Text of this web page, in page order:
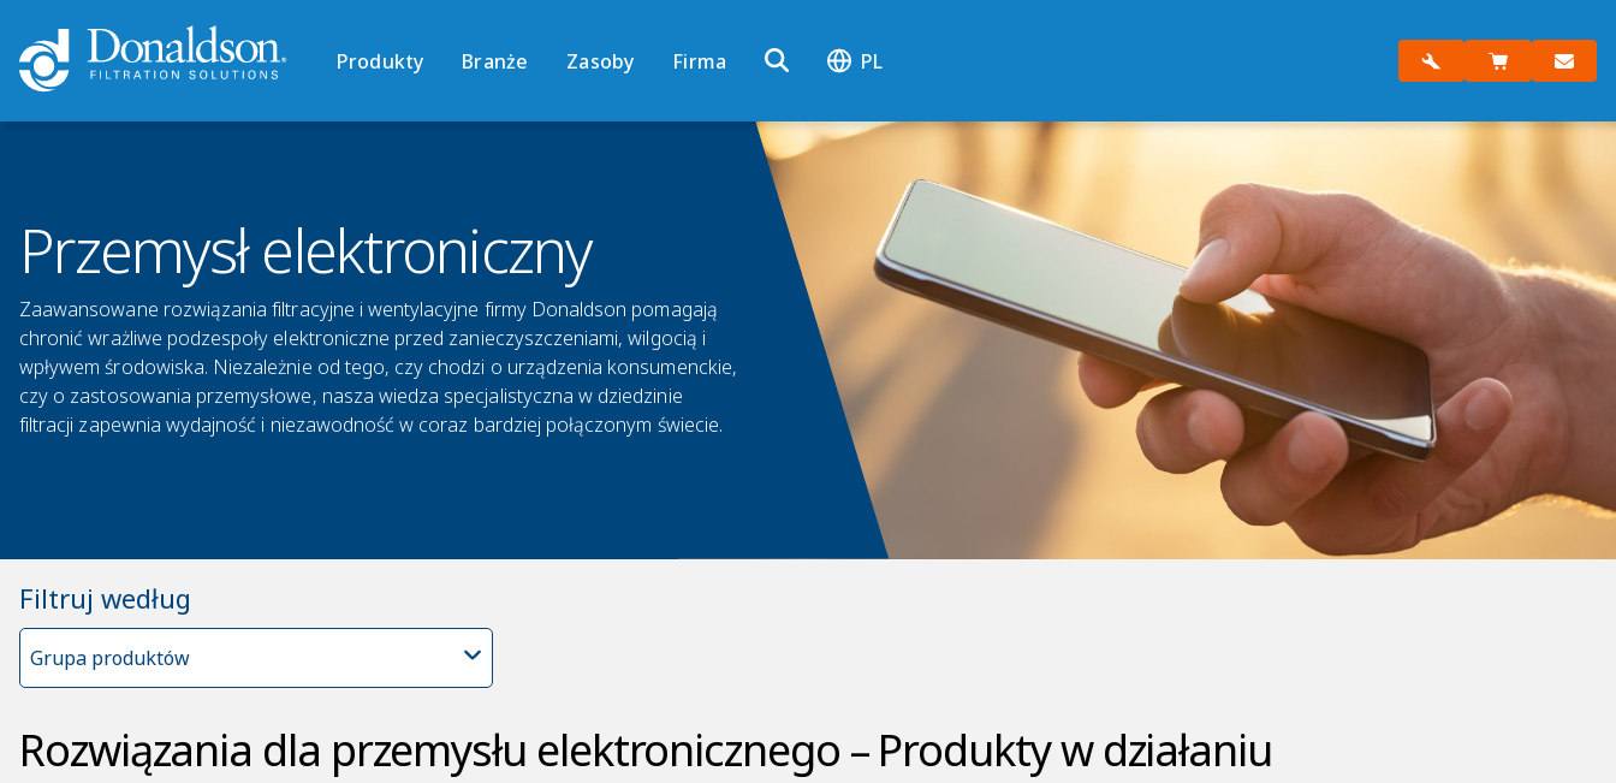
Produkty Branże Zasoby Firma PL
Przemysł elektroniczny
Zaawansowane rozwiązania filtracyjne i wentylacyjne firmy Donaldson pomagają
chronić wrażliwe podzespoły elektroniczne przed zanieczyszczeniami, wilgocią i
wpływem środowiska. Niezależnie od tego, czy chodzi o urządzenia konsumenckie,
czy o zastosowania przemysłowe, nasza wiedza specjalistyczna w dziedzinie
filtracji zapewnia wydajność i niezawodność w coraz bardziej połączonym świecie.
Filtruj według
Grupa produktów
Rozwiązania dla przemysłu elektronicznego – Produkty w działaniu